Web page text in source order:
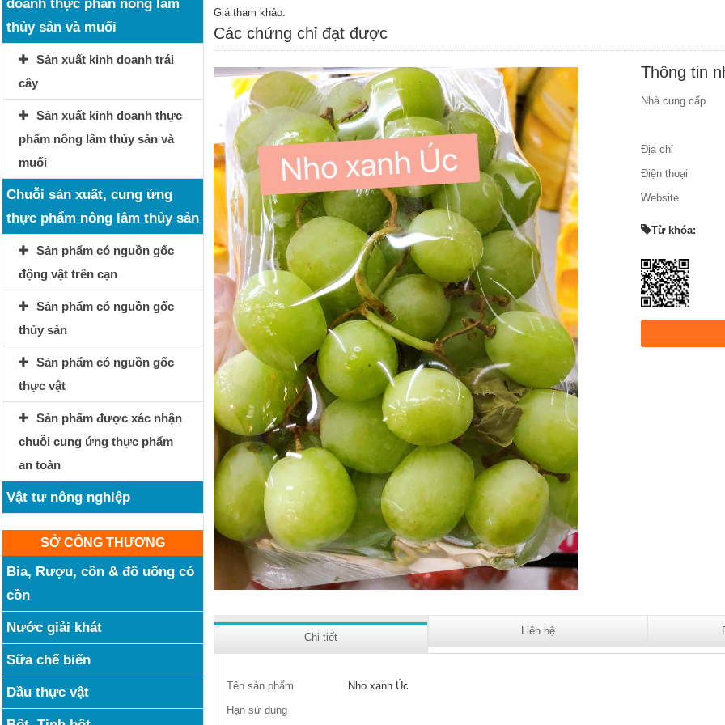
doanh thực phẩn nông lâm
thủy sản và muối
Sản xuất kinh doanh trái
cây
Sản xuất kinh doanh thực
phẩm nông lâm thủy sản và
muối
Chuỗi sản xuất, cung ứng
thực phẩm nông lâm thủy sản
Sản phẩm có nguồn gốc
động vật trên cạn
Sản phẩm có nguồn gốc
thủy sản
Sản phẩm có nguồn gốc
thực vật
Sản phẩm được xác nhận
chuỗi cung ứng thực phẩm
an toàn
Vật tư nông nghiệp
SỞ CÔNG THƯƠNG
Bia, Rượu, cồn & đồ uống có
cồn
Nước giải khát
Sữa chế biến
Dầu thực vật
Giá tham khảo:
Các chứng chỉ đạt được
Thông tin
Nhà cung cấp
Địa chỉ
Điện thoại
Website
Từ khóa:
Chi tiết
Liên hệ
Tên sản phẩm
Nho xanh Úc
Hạn sử dụng